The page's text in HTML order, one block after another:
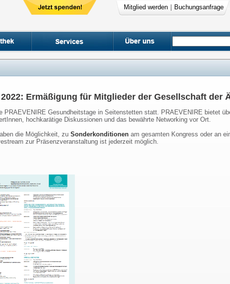
Mitglied werden Buchungsanfrage
Ermäßigung für Mitglieder der Gesellschaft der
PRAEVENIRE Gesundheitstage in Seitenstetten statt. PRAEVENIRE bietet
hochkarätige Diskussionen und das bewährte Networking vor Ort.
die Möglichkeit, zu Sonderkonditionen am gesamten Kongress oder an
zur Präsenzveranstaltung ist jederzeit möglich.